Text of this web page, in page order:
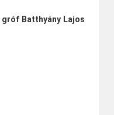
gróf Batthyány Lajos